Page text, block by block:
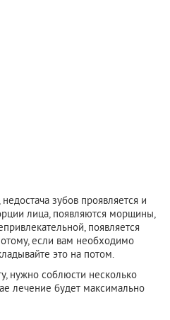
зубов проявляется и
лица, появляются морщины,
появляется
если вам необходимо
это на потом.
нужно соблюсти несколько
лечение будет максимально